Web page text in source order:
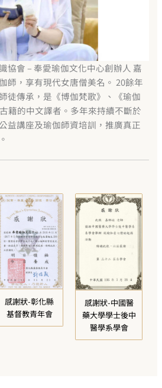
協會 – 奉愛瑜伽文化中心創辦人 嘉
師，享有現代女唐僧美名。 20餘年
徒傳承，是《博伽梵歌》、《瑜伽
籍的中文譯者。多年來持續不斷於
益講座及瑜伽師資培訓，推廣真正
感謝狀-彰化縣
基督教青年會
感謝狀-中國醫
藥大學學士後中
醫學系學會